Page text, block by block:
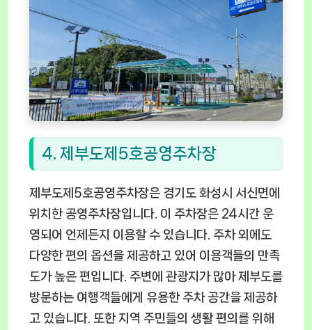
4. 제부도제5호공영주차장
제부도제5호공영주차장은 경기도 화성시 서신면에
위치한 공영주차장입니다. 이 주차장은 24시간 운
영되어 언제든지 이용할 수 있습니다. 주차 외에도
다양한 편의 옵션을 제공하고 있어 이용객들의 만족
도가 높은 편입니다. 주변에 관광지가 많아 제부도를
방문하는 여행객들에게 유용한 주차 공간을 제공하
고 있습니다. 또한 지역 주민들의 생활 편의를 위해